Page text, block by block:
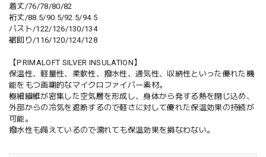
着丈/76/78/80/82
裄丈/88.5/90.5/92.5/94.5
バスト/122/126/130/134
裾回り/116/120/124/128
【PRIMALOFT SILVER INSULATION】
保温性、軽量性、柔軟性、撥水性、通気性、収納性といった優れた機
能をもつ画期的なマイクロファイバー素材。
極細繊維が密集した空気層を形成し、身体から発する熱を閉じ込め、
外部からの冷気を遮断するので軽さに対して優れた保温効果の持続が
可能。
撥水性も備えているので濡れても保温効果を損なわない。